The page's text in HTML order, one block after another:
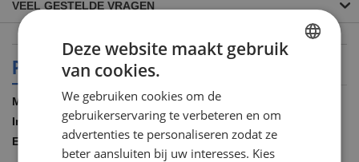
VEEL GESTELDE VRAGEN
PRODUCT SPECIFICATIES
Meer
informatie
Gillette
200.00 ML
8001090282347
Deze website maakt gebruik
van cookies.
We gebruiken cookies om de
gebruikerservaring te verbeteren en om
advertenties te personaliseren zodat ze
beter aansluiten bij uw interesses. Kies